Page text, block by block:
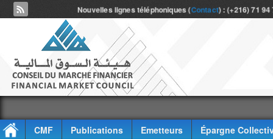
Nouvelles lignes téléphoniques (Contact) : (+216) 71
CMF Publications Emetteurs
Épargne